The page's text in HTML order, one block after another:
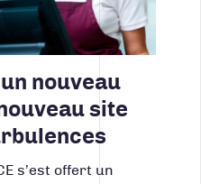
un nouveau
site
s’est offert un